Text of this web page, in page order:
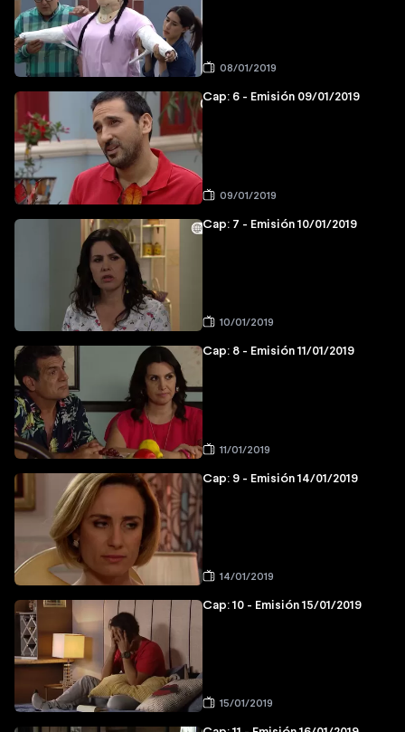
08/01/2019
Cap: 6 - Emisión 09/01/2019
09/01/2019
Cap: 7 - Emisión 10/01/2019
10/01/2019
Cap: 8 - Emisión 11/01/2019
11/01/2019
Cap: 9 - Emisión 14/01/2019
14/01/2019
Cap: 10 - Emisión 15/01/2019
15/01/2019